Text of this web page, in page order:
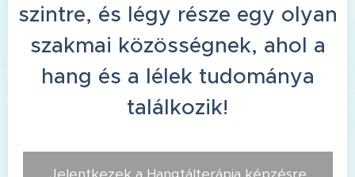
szintre, és légy része egy olyan
szakmai közösségnek, ahol a
hang és a lélek tudománya
találkozik!